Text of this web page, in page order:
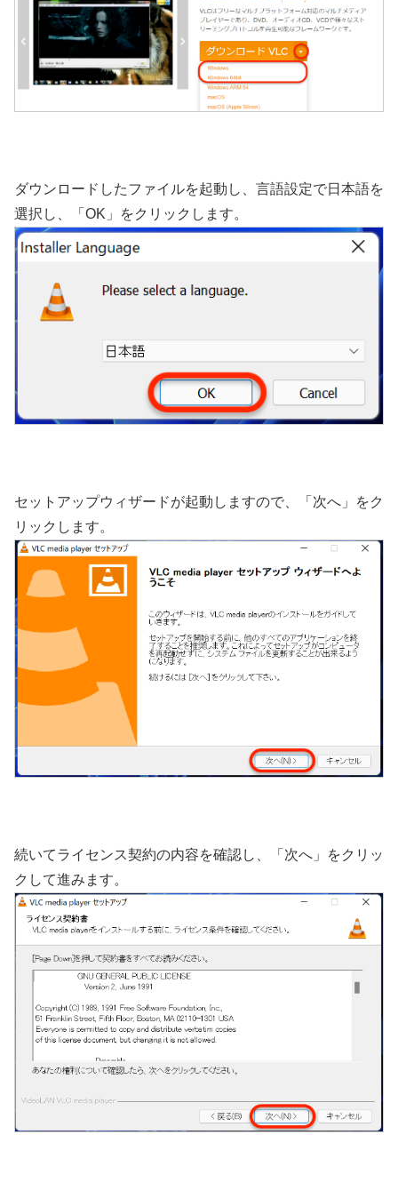
ダウンロードしたファイルを起動し、言語設定で日本語を
選択し、「OK」をクリックします。
セットアップウィザードが起動しますので、「次へ」をク
リックします。
続いてライセンス契約の内容を確認し、「次へ」をクリッ
クして進みます。